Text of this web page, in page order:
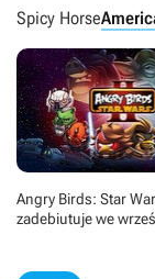
Spicy Horse
Angry Birds: Star
zadebiutuje we